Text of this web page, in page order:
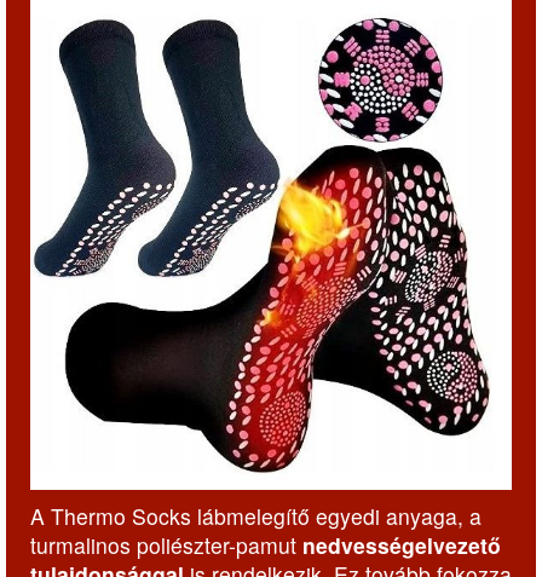
A Thermo Socks lábmelegítő egyedi anyaga, a
turmalinos poliészter-pamut nedvességelvezető